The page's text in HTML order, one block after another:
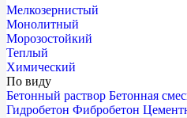
Мелкозернистый
Монолитный
Морозостойкий
Теплый
Химический
По виду
Бетонный раствор Бетонная
Гидробетон Фибробетон